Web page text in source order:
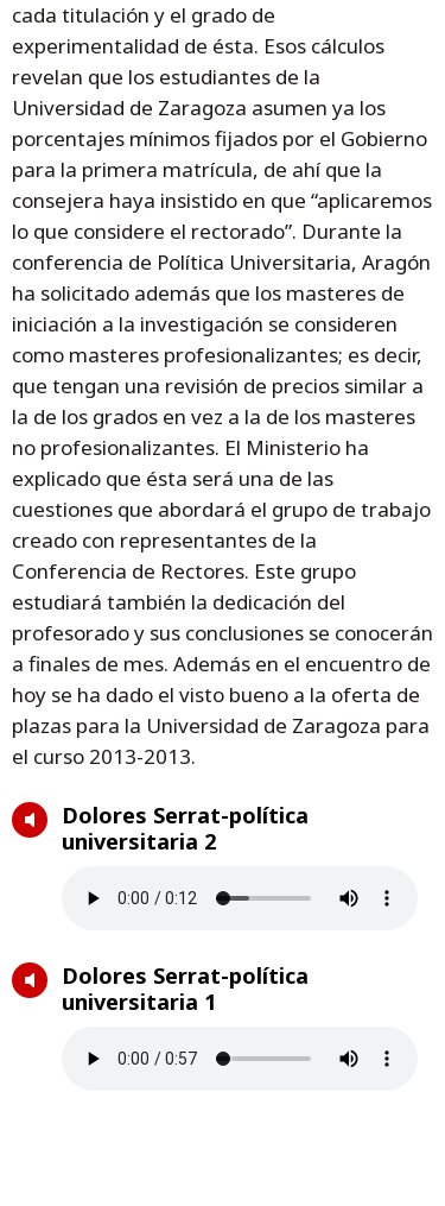
cada titulación y el grado de
experimentalidad de ésta. Esos cálculos
revelan que los estudiantes de la
Universidad de Zaragoza asumen ya los
porcentajes mínimos fijados por el Gobierno
para la primera matrícula, de ahí que la
consejera haya insistido en que “aplicaremos
lo que considere el rectorado”. Durante la
conferencia de Política Universitaria, Aragón
ha solicitado además que los masteres de
iniciación a la investigación se consideren
como masteres profesionalizantes; es decir,
que tengan una revisión de precios similar a
la de los grados en vez a la de los masteres
no profesionalizantes. El Ministerio ha
explicado que ésta será una de las
cuestiones que abordará el grupo de trabajo
creado con representantes de la
Conferencia de Rectores. Este grupo
estudiará también la dedicación del
profesorado y sus conclusiones se conocerán
a finales de mes. Además en el encuentro de
hoy se ha dado el visto bueno a la oferta de
plazas para la Universidad de Zaragoza para
el curso 2013-2013.
Dolores Serrat-política
universitaria 2
Dolores Serrat-política
universitaria 1